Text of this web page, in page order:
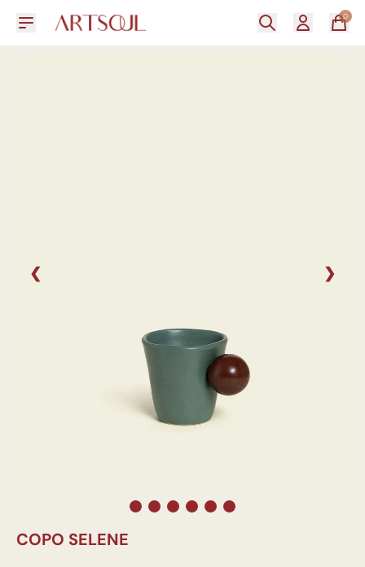
0
❮ ❯
COPO SELENE